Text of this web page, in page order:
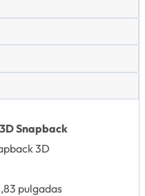
Snapback
3D
pulgadas